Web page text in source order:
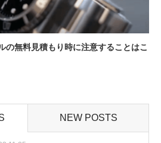
の無料見積もり時に注意することはこ
NEW POSTS